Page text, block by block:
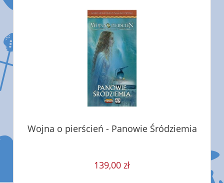
Wojna o pierścień - Panowie Śródziemia
139,00 zł